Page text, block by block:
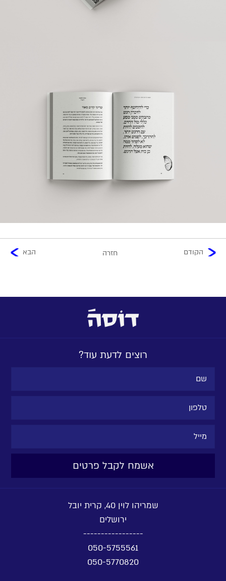
הקודם חזרה הבא
רוצים לדעת עוד?
שמריהו לוין 40, קרית יובל
ירושלים
-----------------
050-5755561
050-5770820